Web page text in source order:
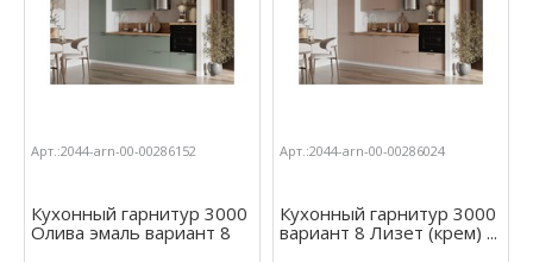
Арт.:2044-arn-00-00286152
Кухонный гарнитур 3000
Олива эмаль вариант 8
Арт.:2044-arn-00-00286024
Кухонный гарнитур 3000
вариант 8 Лизет (крем) ...